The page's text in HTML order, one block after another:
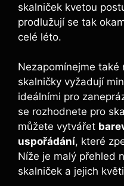
skalniček kvetou
prodlužují se tak
celé léto.
Nezapomínejme také
skalničky vyžadují
ideálními pro
se rozhodnete pro
můžete vytvářet
uspořádání, které
Níže je malý přehled
skalniček a jejich